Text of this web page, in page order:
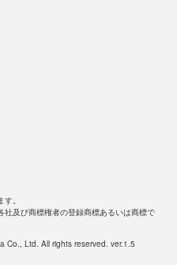
。
及び商標権者の登録商標あるいは商標で
Co., Ltd. All rights reserved. ver.1.5